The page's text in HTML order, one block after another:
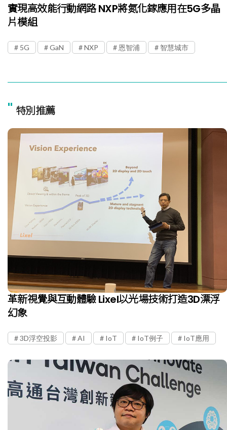
實現高效能行動網路 NXP將氮化鎵應用在5G多晶
片模組
5G GaN NXP 恩智浦 智慧城市
" 特別推薦
革新視覺與互動體驗 Lixel以光場技術打造3D漂浮
幻象
3D浮空投影 AI IoT IoT例子 IoT應用